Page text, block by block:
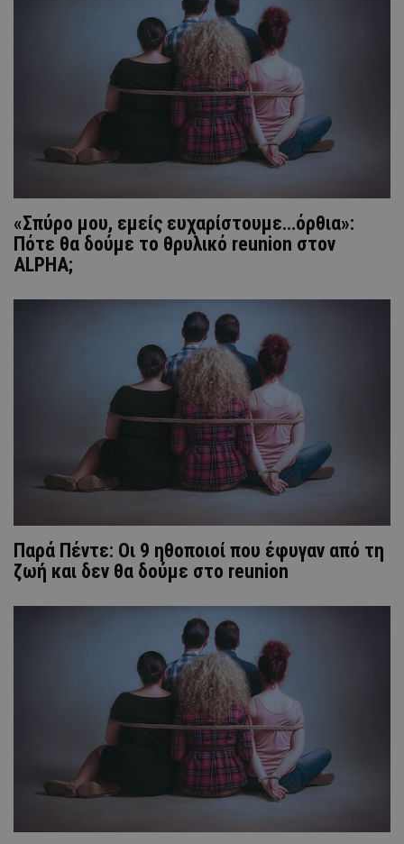
«Σπύρο μου, εμείς ευχαρίστουμε…όρθια»:
Πότε θα δούμε το θρυλικό reunion στον
ALPHA;
Παρά Πέντε: Οι 9 ηθοποιοί που έφυγαν από τη
ζωή και δεν θα δούμε στο reunion